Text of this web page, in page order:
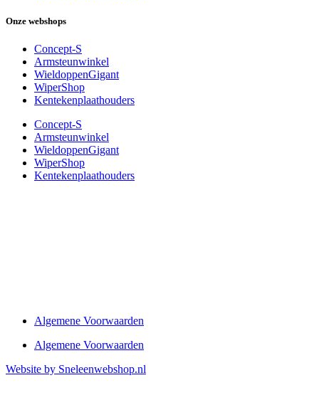
Onze webshops
Concept-S
Armsteunwinkel
WieldoppenGigant
WiperShop
Kentekenplaathouders
Concept-S
Armsteunwinkel
WieldoppenGigant
WiperShop
Kentekenplaathouders
Algemene Voorwaarden
Algemene Voorwaarden
Website by Sneleenwebshop.nl